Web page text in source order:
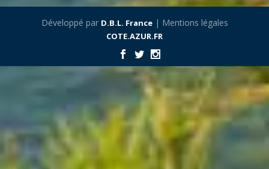
Développé par D.B.L. France| Mentions légales
COTE.AZUR.FR